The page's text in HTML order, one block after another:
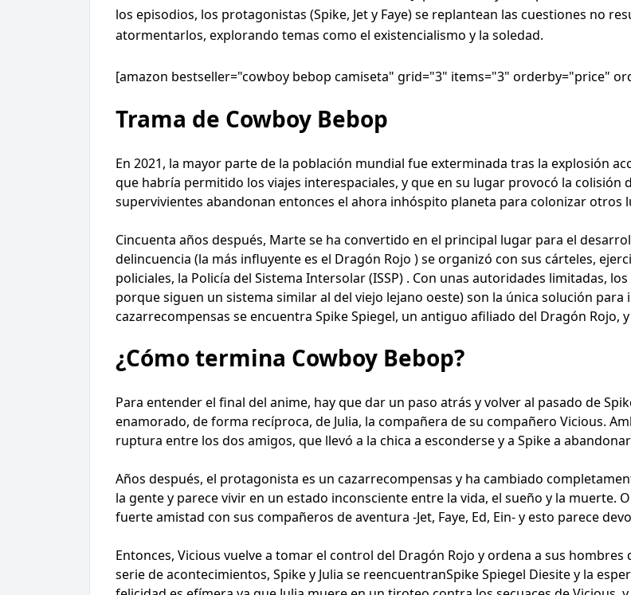
los episodios, los protagonistas (Spike, Jet y Faye) se replantean las cuestiones no
atormentarlos, explorando temas como el existencialismo y la soledad.
[amazon bestseller="cowboy bebop camiseta" grid="3" items="3" orderby="price"
Trama de Cowboy Bebop
En 2021, la mayor parte de la población mundial fue exterminada tras la explosión
que habría permitido los viajes interespaciales, y que en su lugar provocó la colisión
supervivientes abandonan entonces el ahora inhóspito planeta para colonizar otros
Cincuenta años después, Marte se ha convertido en el principal lugar para el
delincuencia (la más influyente es el Dragón Rojo ) se organizó con sus cárteles,
policiales, la Policía del Sistema Intersolar (ISSP) . Con unas autoridades limitadas,
porque siguen un sistema similar al del viejo lejano oeste) son la única solución
cazarrecompensas se encuentra Spike Spiegel, un antiguo afiliado del Dragón Rojo,
¿Cómo termina Cowboy Bebop?
Para entender el final del anime, hay que dar un paso atrás y volver al pasado de
enamorado, de forma recíproca, de Julia, la compañera de su compañero Vicious.
ruptura entre los dos amigos, que llevó a la chica a esconderse y a Spike a
Años después, el protagonista es un cazarrecompensas y ha cambiado
la gente y parece vivir en un estado inconsciente entre la vida, el sueño y la muerte.
fuerte amistad con sus compañeros de aventura -Jet, Faye, Ed, Ein- y esto parece
Entonces, Vicious vuelve a tomar el control del Dragón Rojo y ordena a sus
serie de acontecimientos, Spike y Julia se reencuentranSpike Spiegel Diesite y la